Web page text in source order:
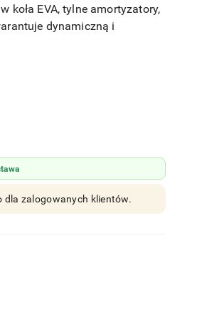
koła EVA, tylne amortyzatory,
dynamiczną i
dla zalogowanych klientów.